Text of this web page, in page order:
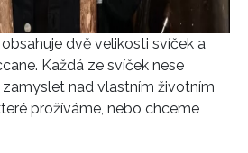
dvě velikosti svíček a
Každá ze svíček nese
nad vlastním životním
prožíváme, nebo chceme